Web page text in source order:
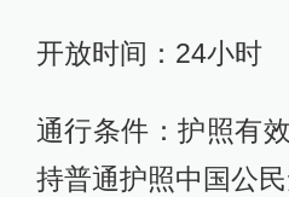
开放时间：24小时
通行条件：护照有
持普通护照中国公民